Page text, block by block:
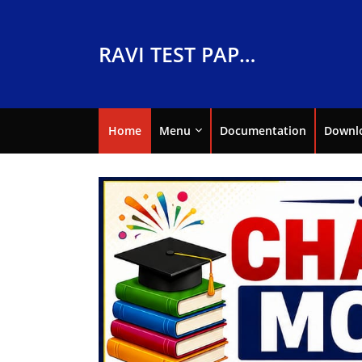
RAVI TEST PAPERS
Home Menu Documentation